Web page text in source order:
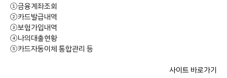
①금융계좌조회
②카드발급내역
③보험가입내역
④나의대출현황
⑤카드자동이체 통합관리 등
사이트 바로가기